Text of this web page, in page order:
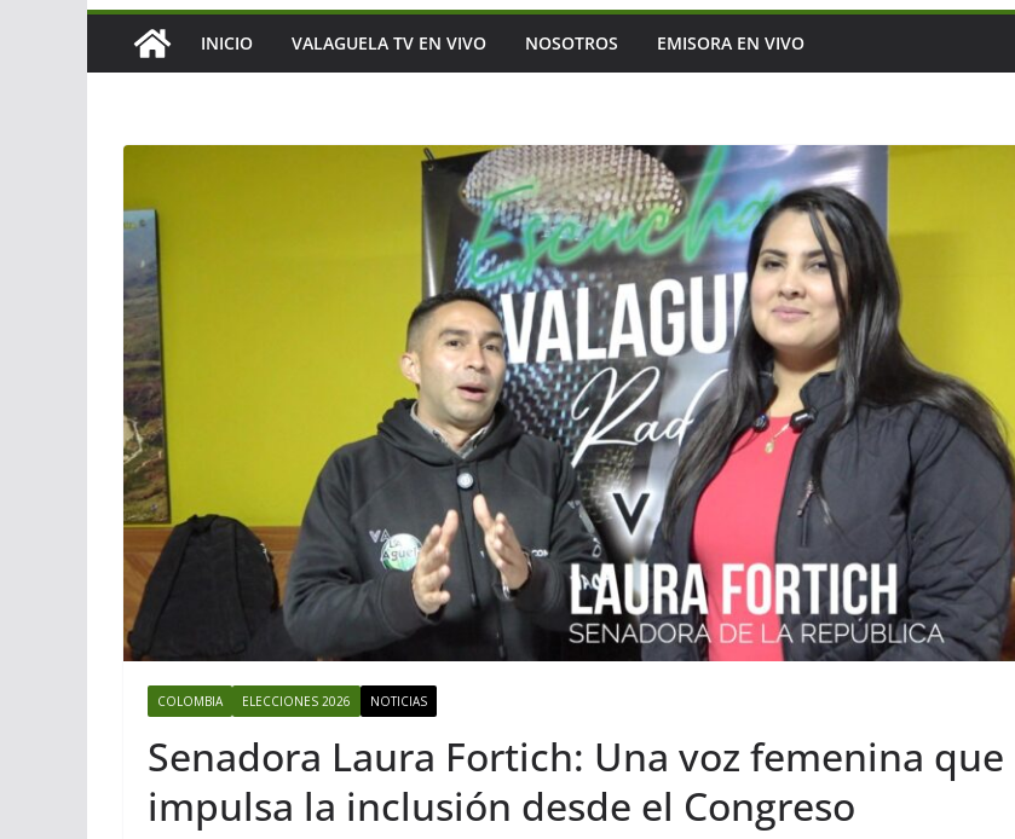
INICIO VALAGUELA TV EN VIVO NOSOTROS EMISORA EN VIVO
COLOMBIA ELECCIONES 2026 NOTICIAS
Senadora Laura Fortich: Una voz femenina que
impulsa la inclusión desde el Congreso